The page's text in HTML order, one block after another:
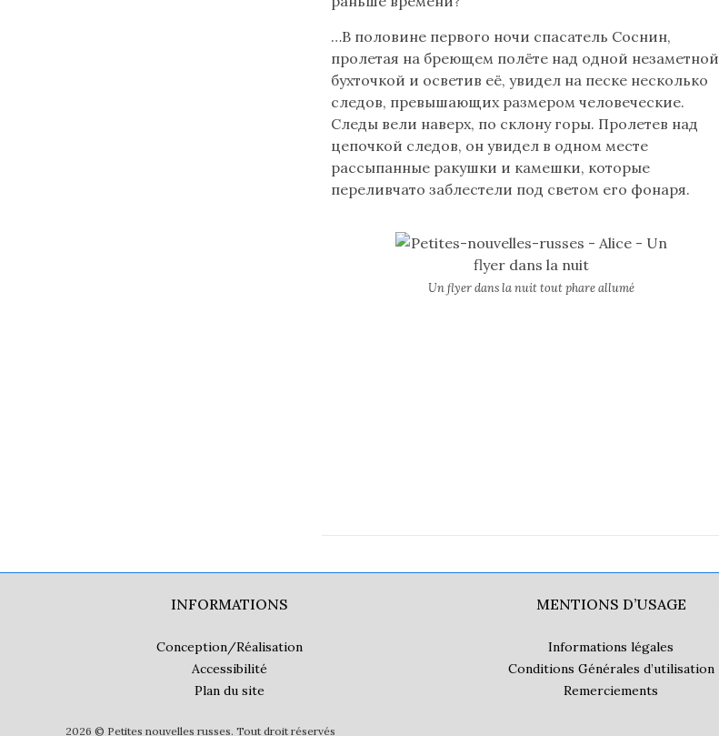
…В половине первого ночи спасатель Соснин,
пролетая на бреющем полёте над одной незаметной
бухточкой и осветив её, увидел на песке несколько
следов, превышающих размером человеческие.
Следы вели наверх, по склону горы. Пролетев над
цепочкой следов, он увидел в одном месте
рассыпанные ракушки и камешки, которые
переливчато заблестели под светом его фонаря.
Un flyer dans la nuit tout phare allumé
INFORMATIONS
Conception/Réalisation
Accessibilité
Plan du site
MENTIONS D’USAGE
Informations légales
Conditions Générales d’utilisation
Remerciements
2026 © Petites nouvelles russes. Tout droit réservés